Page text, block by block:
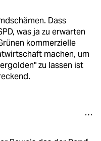
Dass
was ja zu erwarten
kommerzielle
machen, um
zu lassen ist